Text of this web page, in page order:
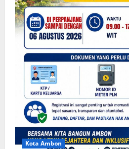
Kota Ambon